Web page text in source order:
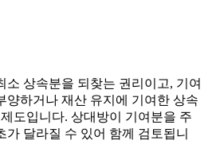
소 상속분을 되찾는 권리이고, 기여
양하거나 재산 유지에 기여한 상속
도입니다. 상대방이 기여분을 주
달라질 수 있어 함께 검토됩니